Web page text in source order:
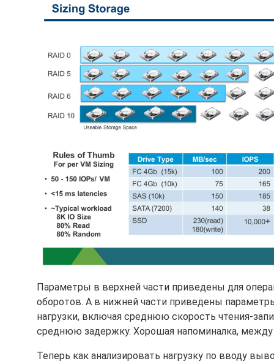
Параметры в верхней части приведены для
оборотов. А в нижней части приведены
нагрузки, включая среднюю скорость чтения-
среднюю задержку. Хорошая напоминалка, между
Теперь как анализировать нагрузку по вводу